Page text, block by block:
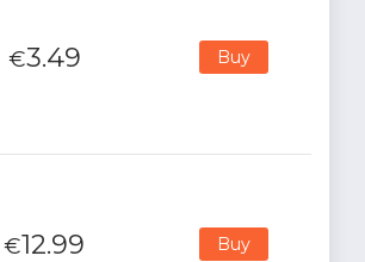
€3.49 Buy
€12.99 Buy